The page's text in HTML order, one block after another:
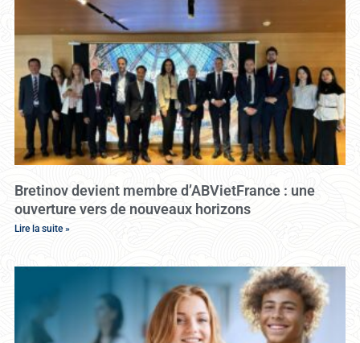
Bretinov devient membre d’ABVietFrance : une
ouverture vers de nouveaux horizons
Lire la suite »